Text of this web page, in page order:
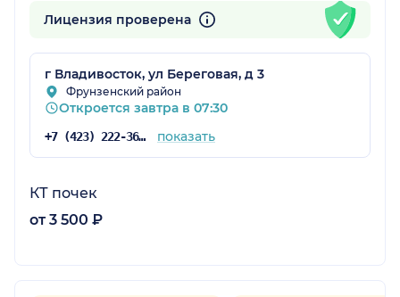
Лицензия проверена
г Владивосток, ул Береговая, д 3
Фрунзенский район
Откроется завтра в 07:30
+7 (423) 222-36-89 показать
КТ почек
от 3 500 ₽